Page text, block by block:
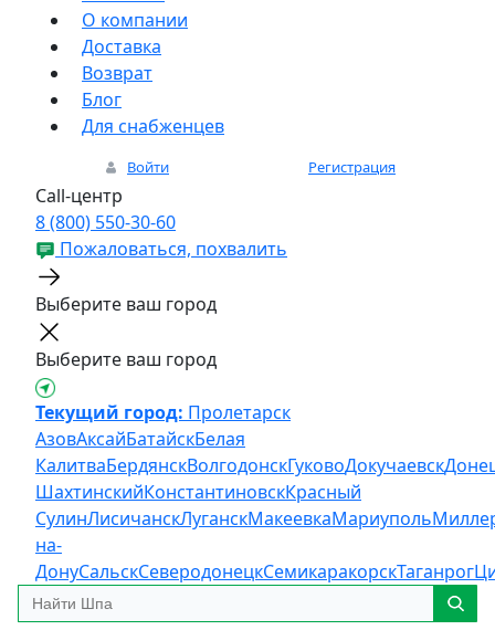
О компании
Доставка
Возврат
Блог
Для снабженцев
Войти Регистрация
Call-центр
8 (800) 550-30-60
Пожаловаться, похвалить
Выберите ваш город
Выберите ваш город
Текущий город: Пролетарск
АзовАксайБатайскБелая
КалитваБердянскВолгодонскГуковоДокучаевск
ШахтинскийКонстантиновскКрасный
СулинЛисичанскЛуганскМакеевкаМариуполь
на-
ДонуСальскСеверодонецкСемикаракорскТаганрог